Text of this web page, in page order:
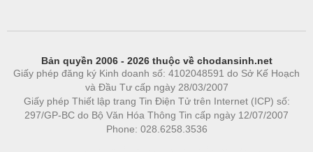
Bản quyền 2006 - 2026 thuộc về chodansinh.net
Giấy phép đăng ký Kinh doanh số: 4102048591 do Sở Kế Hoạch
và Đầu Tư cấp ngày 28/03/2007
Giấy phép Thiết lập trang Tin Điện Tử trên Internet (ICP) số:
297/GP-BC do Bộ Văn Hóa Thông Tin cấp ngày 12/07/2007
Phone: 028.6258.3536